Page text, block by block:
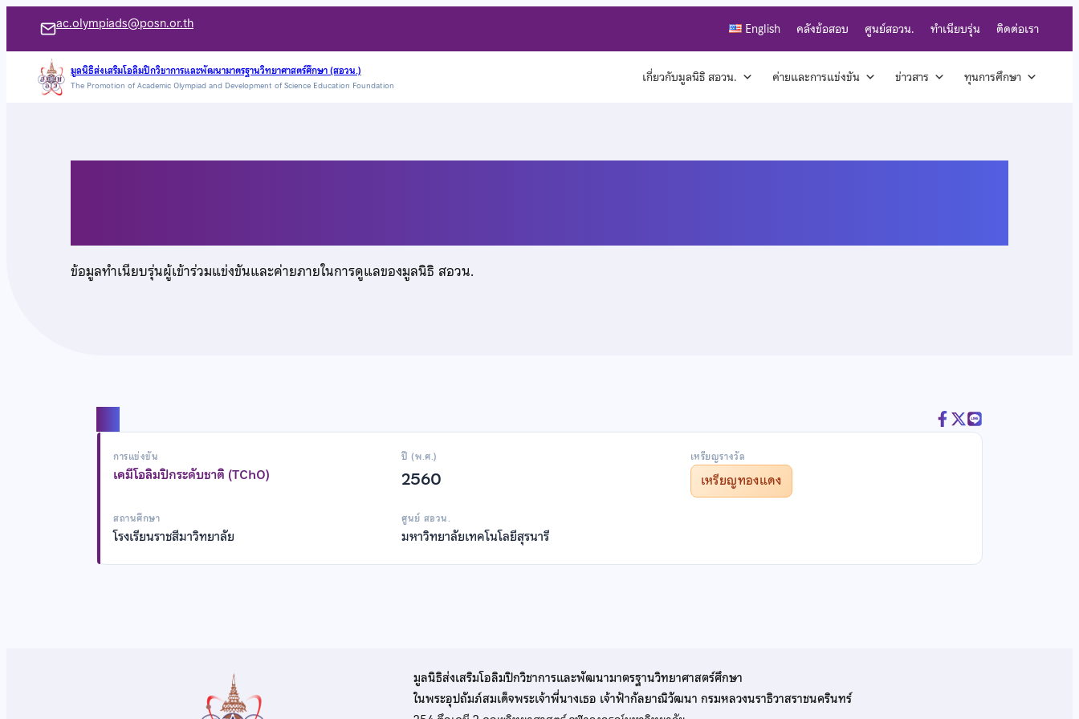
เนื้อหา
ac.olympiads@posn.or.th English คลังข้อสอบ ศูนย์สอวน. ทำเนียบรุ่น ติดต่อเรา
มูลนิธิส่งเสริมโอลิมปิกวิชาการและพัฒนามาตรฐานวิทยาศาสตร์ศึกษา (สอวน.)
The Promotion of Academic Olympiad and Development of Science Education Foundation เกี่ยวกับมูลนิธิ สอวน. ค่ายและการแข่งขัน ข่าวสาร ทุนการศึกษา
ข้อมูลทำเนียบรุ่นผู้เข้าร่วมแข่งขันและค่ายภายในการดูแลของมูลนิธิ สอวน.
การแข่งขัน
เคมีโอลิมปิกระดับชาติ (TChO)
ปี (พ.ศ.)
2560
เหรียญรางวัล
เหรียญทองแดง
สถานศึกษา
โรงเรียนราชสีมาวิทยาลัย
ศูนย์ สอวน.
มหาวิทยาลัยเทคโนโลยีสุรนารี
มูลนิธิส่งเสริมโอลิมปิกวิชาการและพัฒนามาตรฐานวิทยาศาสตร์ศึกษา
ในพระอุปถัมภ์สมเด็จพระเจ้าพี่นางเธอ เจ้าฟ้ากัลยาณิวัฒนา กรมหลวงนราธิวาสราชนครินทร์